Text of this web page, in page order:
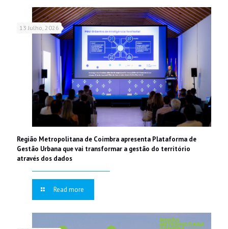
13 Julho, 2026
Região Metropolitana de Coimbra apresenta Plataforma de
Gestão Urbana que vai transformar a gestão do território
através dos dados
Read more